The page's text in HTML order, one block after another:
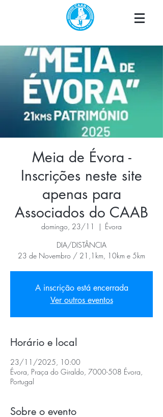
Meia de Évora -
Inscrições neste site
apenas para
Associados do CAAB
domingo, 23/11
  |
Évora
DIA/DISTÂNCIA
23 de Novembro / 21,1km, 10km e 5km
A inscrição está encerrada
Ver outros eventos
Horário e local
23/11/2025, 10:00
Évora, Praça do Giraldo, 7000-508 Évora,
Portugal
Sobre o evento